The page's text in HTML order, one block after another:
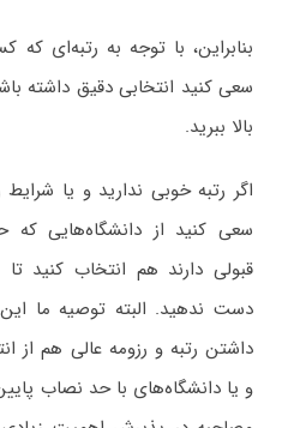
بنابراین، با توجه به رتبه‌ای
سعی کنید انتخابی دقیق داشته
بالا ببرید.
اگر رتبه خوبی ندارید و یا
سعی کنید از دانشگاه‌هایی که
قبولی دارند هم انتخاب کنید
دست ندهید. البته توصیه ما
داشتن رتبه و رزومه عالی هم از
و یا دانشگاه‌های با حد نصاب